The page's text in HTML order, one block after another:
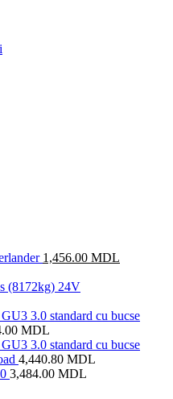
1,456.00 MDL
(8172kg) 24V
3.0 standard cu bucse
MDL
3.0 standard cu bucse
4,440.80 MDL
3,484.00 MDL